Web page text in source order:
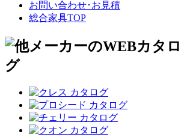
お問い合わせ･お見積
総合家具TOP